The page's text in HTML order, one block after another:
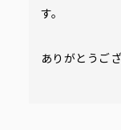
す。
ありがとうご